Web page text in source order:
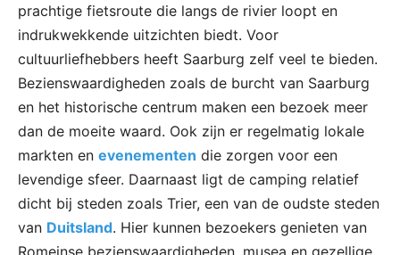
prachtige fietsroute die langs de rivier loopt en
indrukwekkende uitzichten biedt. Voor
cultuurliefhebbers heeft Saarburg zelf veel te bieden.
Bezienswaardigheden zoals de burcht van Saarburg
en het historische centrum maken een bezoek meer
dan de moeite waard. Ook zijn er regelmatig lokale
markten en evenementen die zorgen voor een
levendige sfeer. Daarnaast ligt de camping relatief
dicht bij steden zoals Trier, een van de oudste steden
van Duitsland. Hier kunnen bezoekers genieten van
Romeinse bezienswaardigheden, musea en gezellige